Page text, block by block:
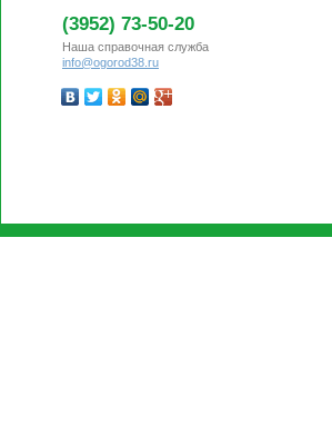
(3952) 73-50-20
Наша справочная служба
info@ogorod38.ru